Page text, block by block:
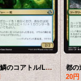
知識鱗のコアトル/Lorescale Coatl 【日本語版】 [EVK-金U]
20円